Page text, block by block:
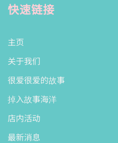
快速链接
主页
关于我们
很爱很爱的故事
掉入故事海洋
店内活动
最新消息